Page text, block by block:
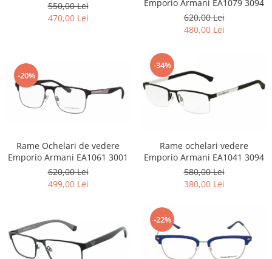
Escada
Furla
Gucci
Guess
Hugo Boss
J.F.Rey
Jean Louis Bertier
Miraflex
Mondoo
Montblanc
550,00 Lei
470,00 Lei
Emporio Armani EA1079 3094
620,00 Lei
480,00 Lei
-20%
Rame Ochelari de vedere
Emporio Armani EA1061 3001
620,00 Lei
499,00 Lei
-34%
Rame ochelari vedere
Emporio Armani EA1041 3094
580,00 Lei
380,00 Lei
-22%